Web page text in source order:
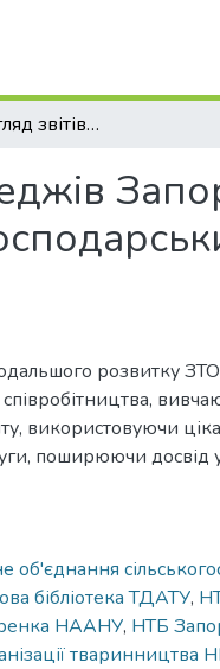
Аналітичний огляд звітів бібліотек коледжів Запорізького територіального об’єднання сільськогосподарських бібліотек за 2020 рік
розвитку
співробітництва,
використовуючи
поширюючи досвід
об'єднання
бібліотека ТДАТУ,
НААНУ, НТБ
тваринництва